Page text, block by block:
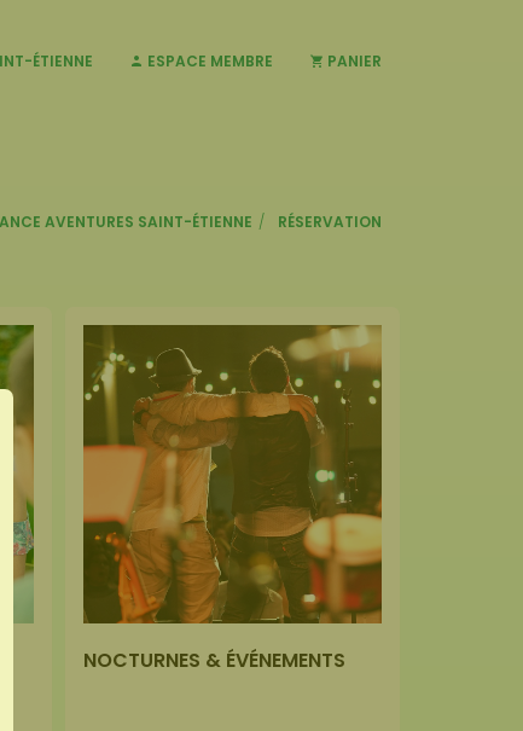
ÉTIENNE ESPACE MEMBRE PANIER
AVENTURES SAINT-ÉTIENNE RÉSERVATION
NOCTURNES & ÉVÉNEMENTS